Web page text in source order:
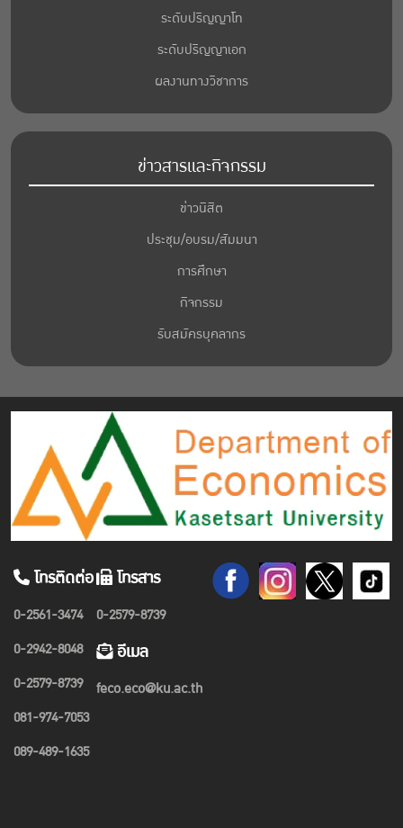
ระดับปริญญาโท
ระดับปริญญาเอก
ผลงานทางวิชาการ
ข่าวสารและกิจกรรม
ข่าวนิสิต
ประชุม/อบรม/สัมมนา
การศึกษา
กิจกรรม
รับสมัครบุคลากร
โทรติดต่อ
0-2561-3474
0-2942-8048
0-2579-8739
081-974-7053
089-489-1635
โทรสาร
0-2579-8739
อีเมล
feco.eco@ku.ac.th